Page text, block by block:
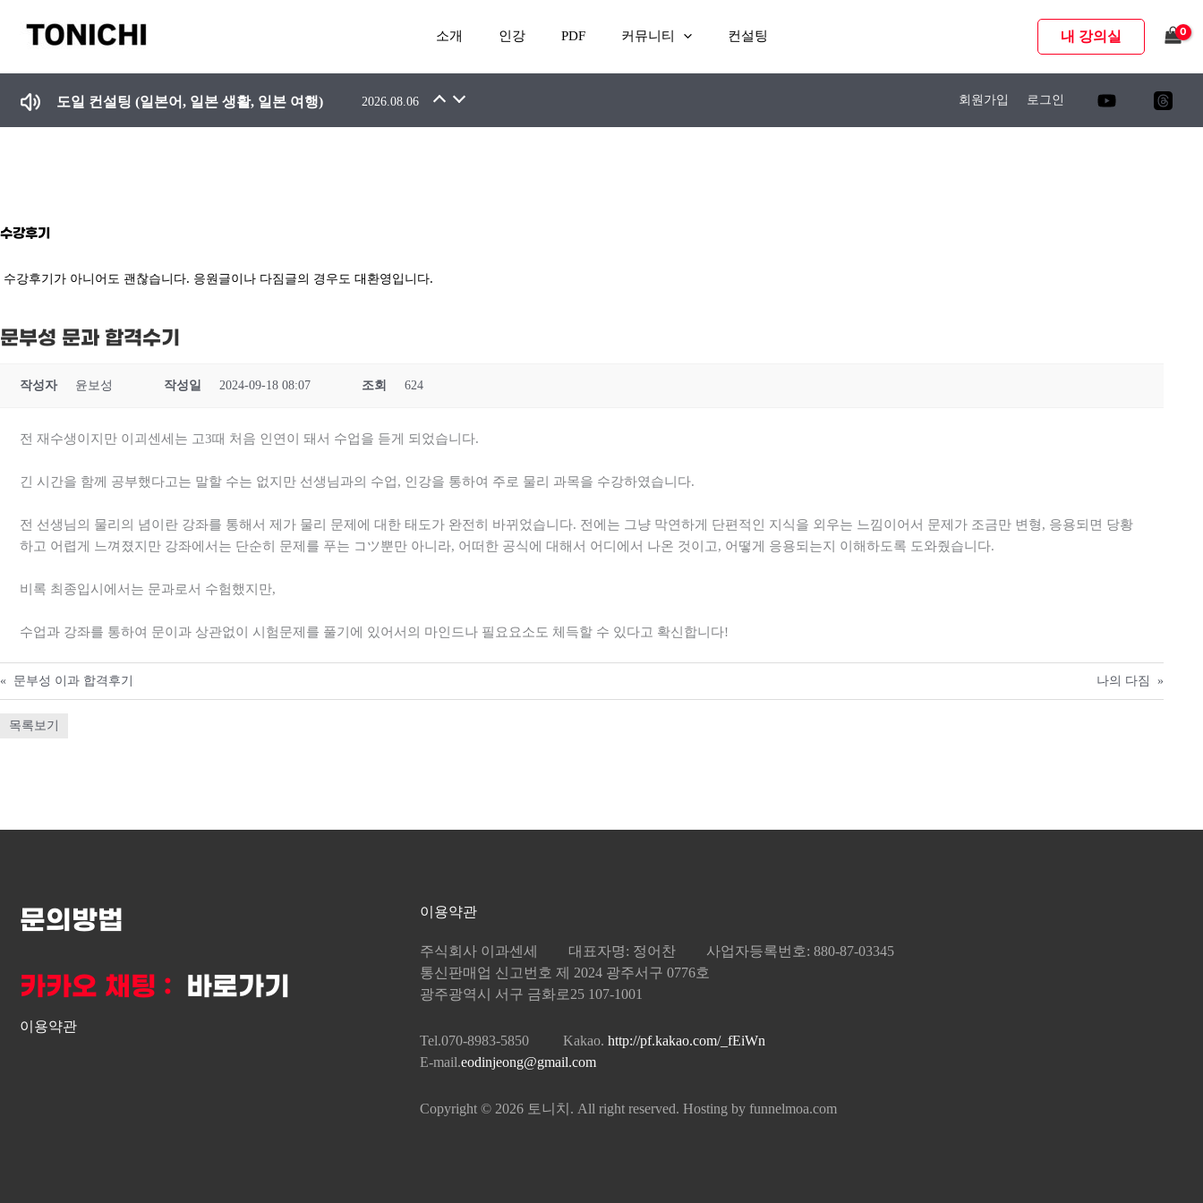
로
소개 인강 PDF 커뮤니티 컨설팅 내 강의실
도일 컨설팅 (일본어, 일본 생활, 일본 여행) 2026.08.06
일본유학 준비 및 학원 선택 시 주의 사항, 일본어 못하는 강사에게 수업듣지 마세요. 2026.07.16
회원가입 로그인
수강후기
수강후기가 아니어도 괜찮습니다. 응원글이나 다짐글의 경우도 대환영입니다.
문부성 문과 합격수기
작성자 윤보성 작성일 2024-09-18 08:07 조회 624
전 재수생이지만 이괴센세는 고3때 처음 인연이 돼서 수업을 듣게 되었습니다.
긴 시간을 함께 공부했다고는 말할 수는 없지만 선생님과의 수업, 인강을 통하여 주로 물리 과목을 수강하였습니다.
전 선생님의 물리의 념이란 강좌를 통해서 제가 물리 문제에 대한 태도가 완전히 바뀌었습니다. 전에는 그냥 막연하게 단편적인 지식을 외우는 느낌이어서 문제가 조금만 변형, 응용되면 당황
하고 어렵게 느껴졌지만 강좌에서는 단순히 문제를 푸는 コツ뿐만 아니라, 어떠한 공식에 대해서 어디에서 나온 것이고, 어떻게 응용되는지 이해하도록 도와줬습니다.
비록 최종입시에서는 문과로서 수험했지만,
수업과 강좌를 통하여 문이과 상관없이 시험문제를 풀기에 있어서의 마인드나 필요요소도 체득할 수 있다고 확신합니다!
« 문부성 이과 합격후기 나의 다짐 »
목록보기
문의방법
카카오 채팅 : 바로가기
이용약관
이용약관
주식회사 이과센세 대표자명: 정어찬
사업자등록번호: 880-87-03345
통신판매업 신고번호 제 2024 광주서구 0776호
광주광역시 서구 금화로25 107-1001
Tel.070-8983-5850 Kakao. http://pf.kakao.com/_fEiWn
E-mail.eodinjeong@gmail.com
Copyright © 2026 토니치. All right reserved. Hosting by funnelmoa.com